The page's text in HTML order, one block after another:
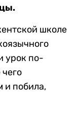
школе
урок по-
и побила,